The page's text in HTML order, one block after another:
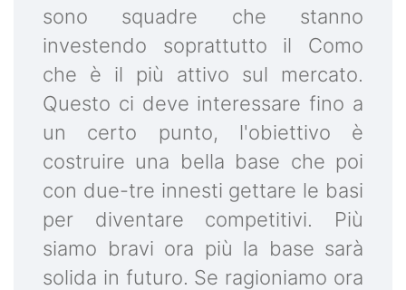
sono squadre che stanno
investendo soprattutto il Como
che è il più attivo sul mercato.
Questo ci deve interessare fino a
un certo punto, l'obiettivo è
costruire una bella base che poi
con due-tre innesti gettare le basi
per diventare competitivi. Più
siamo bravi ora più la base sarà
solida in futuro. Se ragioniamo ora